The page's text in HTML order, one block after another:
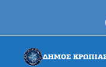
content